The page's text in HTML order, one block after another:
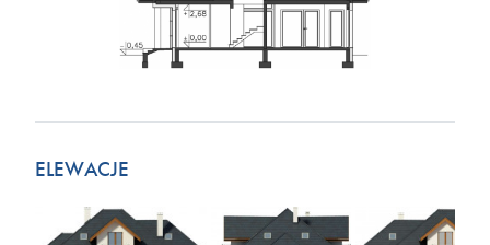
ELEWACJE